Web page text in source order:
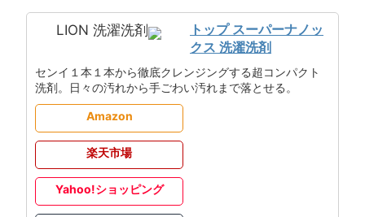
LION 洗濯洗剤
トップ スーパーナノッ
クス 洗濯洗剤
センイ１本１本から徹底クレンジングする超コンパクト
洗剤。日々の汚れから手ごわい汚れまで落とせる。
Amazon
楽天市場
Yahoo!ショッピング